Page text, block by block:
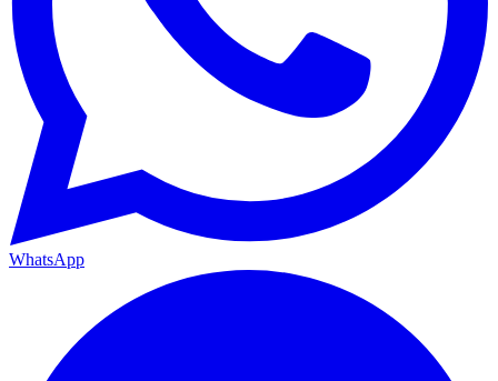
WhatsApp